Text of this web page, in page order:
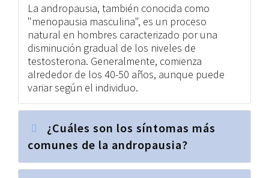
La andropausia, también conocida como
"menopausia masculina", es un proceso
natural en hombres caracterizado por una
disminución gradual de los niveles de
testosterona. Generalmente, comienza
alrededor de los 40-50 años, aunque puede
variar según el individuo.
¿Cuáles son los síntomas más
comunes de la andropausia?